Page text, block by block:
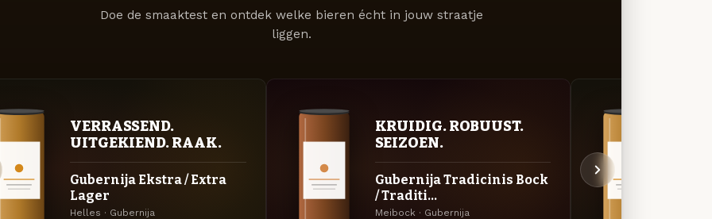
Doe de smaaktest en ontdek welke bieren écht in jouw straatje
liggen.
VERRASSEND.
UITGEKIEND. RAAK.
Gubernija Ekstra / Extra
Lager
Helles · Gubernija
KRUIDIG. ROBUUST.
SEIZOEN.
Gubernija Tradicinis Bock
/ Traditi...
Meibock · Gubernija